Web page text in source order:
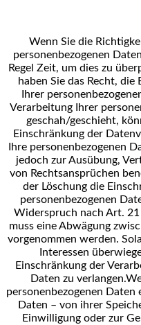
Wenn Sie die
personenbezogenen
Regel Zeit, um dies zu
haben Sie das Recht, die
Ihrer
Verarbeitung Ihrer
geschah/geschieht,
Einschränkung der
Ihre personenbezogenen
jedoch zur Ausübung,
von Rechtsansprüchen
der Löschung die
personenbezogenen
Widerspruch nach Art. 21
muss eine Abwägung
vorgenommen werden.
Interessen
Einschränkung der
Daten zu verlangen.
personenbezogenen
Daten – von ihrer
Einwilligung oder zur